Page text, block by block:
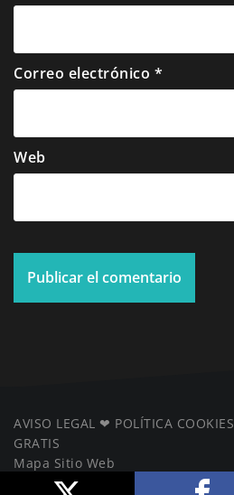
Correo electrónico *
Web
AVISO LEGAL ❤ ️ POLÍTICA COOKIES
GRATIS
Mapa Sitio Web